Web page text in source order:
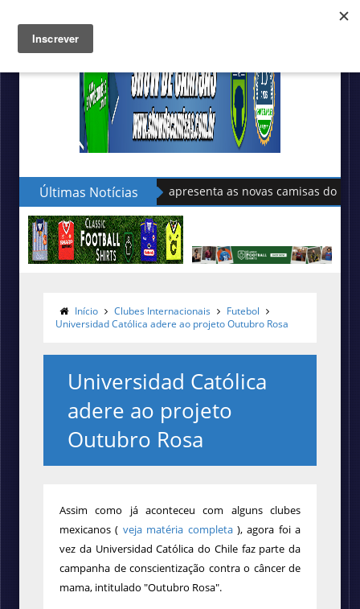
Últimas Notícias
Sudu apresenta as novas camisas do País de Gales
Início Clubes Internacionais
Futebol
Universidad Católica adere ao projeto Outubro Rosa
Universidad Católica
adere ao projeto
Outubro Rosa
Assim como já aconteceu com alguns clubes
mexicanos ( veja matéria completa), agora foi a
vez da Universidad Católica do Chile faz parte da
campanha de conscientização contra o câncer de
mama, intitulado "Outubro Rosa".